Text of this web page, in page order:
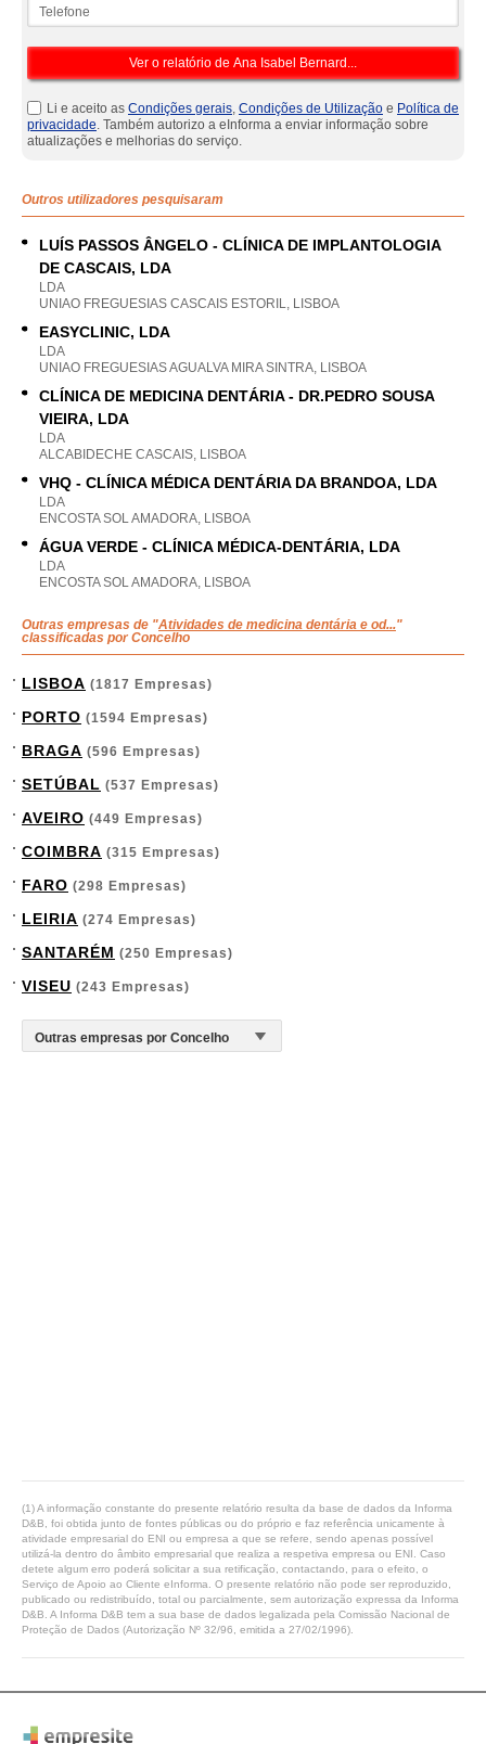
Li e aceito as Condições gerais, Condições de Utilização e Política de
privacidade. Também autorizo a eInforma a enviar informação sobre
atualizações e melhorias do serviço.
Outros utilizadores pesquisaram
LUÍS PASSOS ÂNGELO - CLÍNICA DE IMPLANTOLOGIA
DE CASCAIS, LDA
LDA
UNIAO FREGUESIAS CASCAIS ESTORIL, LISBOA
EASYCLINIC, LDA
LDA
UNIAO FREGUESIAS AGUALVA MIRA SINTRA, LISBOA
CLÍNICA DE MEDICINA DENTÁRIA - DR.PEDRO SOUSA
VIEIRA, LDA
LDA
ALCABIDECHE CASCAIS, LISBOA
VHQ - CLÍNICA MÉDICA DENTÁRIA DA BRANDOA, LDA
LDA
ENCOSTA SOL AMADORA, LISBOA
ÁGUA VERDE - CLÍNICA MÉDICA-DENTÁRIA, LDA
LDA
ENCOSTA SOL AMADORA, LISBOA
Outras empresas de "Atividades de medicina dentária e od..."
classificadas por Concelho
LISBOA (1817 Empresas)
PORTO (1594 Empresas)
BRAGA (596 Empresas)
SETÚBAL (537 Empresas)
AVEIRO (449 Empresas)
COIMBRA (315 Empresas)
FARO (298 Empresas)
LEIRIA (274 Empresas)
SANTARÉM (250 Empresas)
VISEU (243 Empresas)
(1) A informação constante do presente relatório resulta da base de dados da Informa
D&B, foi obtida junto de fontes públicas ou do próprio e faz referência unicamente à
atividade empresarial do ENI ou empresa a que se refere, sendo apenas possível
utilizá-la dentro do âmbito empresarial que realiza a respetiva empresa ou ENI. Caso
detete algum erro poderá solicitar a sua retificação, contactando, para o efeito, o
Serviço de Apoio ao Cliente eInforma. O presente relatório não pode ser reproduzido,
publicado ou redistribuído, total ou parcialmente, sem autorização expressa da Informa
D&B. A Informa D&B tem a sua base de dados legalizada pela Comissão Nacional de
Proteção de Dados (Autorização Nº 32/96, emitida a 27/02/1996).